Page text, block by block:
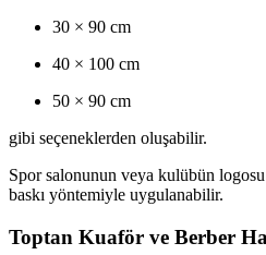
30 × 90 cm
40 × 100 cm
50 × 90 cm
gibi seçeneklerden oluşabilir.
Spor salonunun veya kulübün
baskı yöntemiyle uygulanabilir.
Toptan Kuaför ve Berber